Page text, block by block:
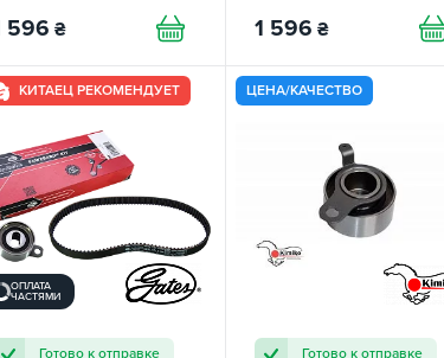
596 ₴ 1 596 ₴
КИТАЕЦ РЕКОМЕНДУЕТ
ОПЛАТА
ЧАСТЯМИ
Готово к отправке
ЦЕНА/КАЧЕСТВО
Готово к отправке